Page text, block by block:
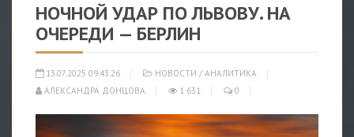
НОЧНОЙ УДАР ПО ЛЬВОВУ. НА
ОЧЕРЕДИ — БЕРЛИН
13.07.2025 09:43:26 НОВОСТИ / АНАЛИТИКА
АЛЕКСАНДРА ДОНЦОВА
1 631 0